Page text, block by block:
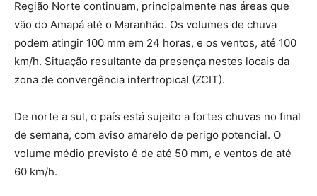
Região Norte continuam, principalmente nas áreas que
vão do Amapá até o Maranhão. Os volumes de chuva
podem atingir 100 mm em 24 horas, e os ventos, até 100
km/h. Situação resultante da presença nestes locais da
zona de convergência intertropical (ZCIT).
De norte a sul, o país está sujeito a fortes chuvas no final
de semana, com aviso amarelo de perigo potencial. O
volume médio previsto é de até 50 mm, e ventos de até
60 km/h.